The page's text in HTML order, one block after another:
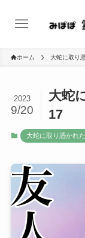
ホーム 大蛇に取り
大蛇
17
2023
9/20
大蛇に取り憑かれ